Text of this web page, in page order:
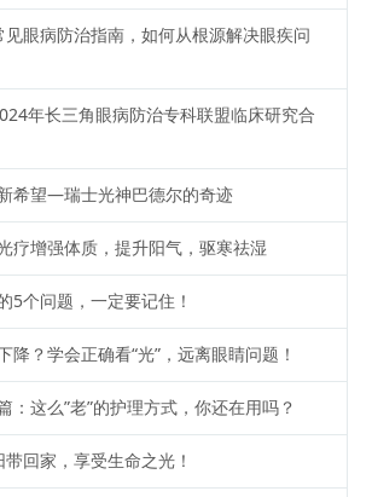
眼病防治指南，如何从根源解决眼疾问
年长三角眼病防治专科联盟临床研究合
希望—瑞士光神巴德尔的奇迹
疗增强体质，提升阳气，驱寒祛湿
5个问题，一定要记住！
降？学会正确看“光”，远离眼睛问题！
：这么”老”的护理方式，你还在用吗？
回家，享受生命之光！